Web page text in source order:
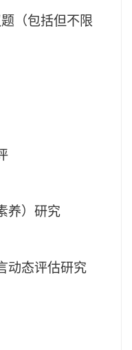
（包括但不限
养）研究
动态评估研究